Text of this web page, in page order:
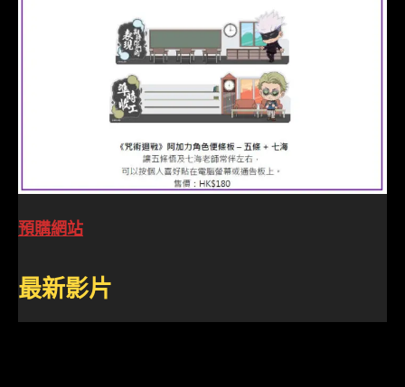
預購網站
最新影片